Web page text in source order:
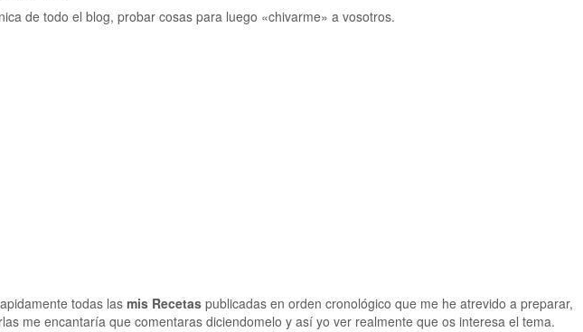
de todo el blog, probar cosas para luego «chivarme» a vosotros.
todas las mis Recetas publicadas en orden cronológico que me he atrevido a preparar,
me encantaría que comentaras diciendomelo y así yo ver realmente que os interesa el tema.